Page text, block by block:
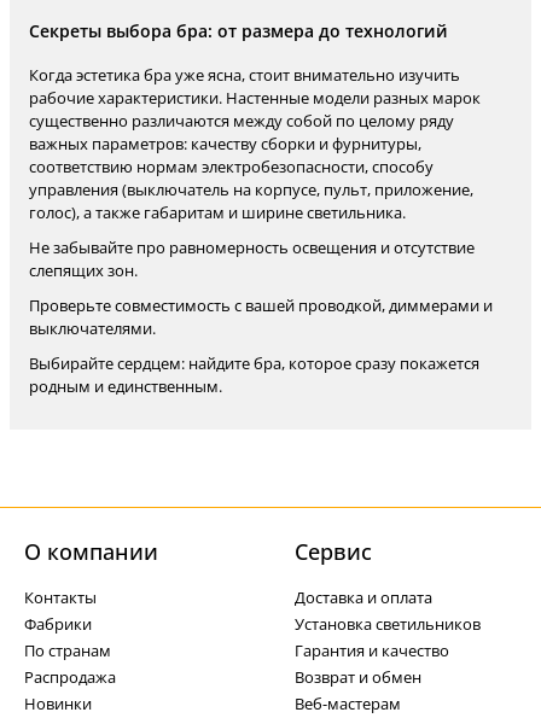
Секреты выбора бра: от размера до технологий
Когда эстетика бра уже ясна, стоит внимательно изучить
рабочие характеристики. Настенные модели разных марок
существенно различаются между собой по целому ряду
важных параметров: качеству сборки и фурнитуры,
соответствию нормам электробезопасности, способу
управления (выключатель на корпусе, пульт, приложение,
голос), а также габаритам и ширине светильника.
Не забывайте про равномерность освещения и отсутствие
слепящих зон.
Проверьте совместимость с вашей проводкой, диммерами и
выключателями.
Выбирайте сердцем: найдите бра, которое сразу покажется
родным и единственным.
О компании
Контакты
Фабрики
По странам
Распродажа
Новинки
Cервис
Доставка и оплата
Установка светильников
Гарантия и качество
Возврат и обмен
Веб-мастерам